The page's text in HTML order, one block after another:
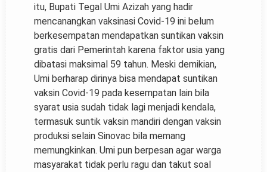
itu, Bupati Tegal Umi Azizah yang hadir
mencanangkan vaksinasi Covid-19 ini belum
berkesempatan mendapatkan suntikan vaksin
gratis dari Pemerintah karena faktor usia yang
dibatasi maksimal 59 tahun. Meski demikian,
Umi berharap dirinya bisa mendapat suntikan
vaksin Covid-19 pada kesempatan lain bila
syarat usia sudah tidak lagi menjadi kendala,
termasuk suntik vaksin mandiri dengan vaksin
produksi selain Sinovac bila memang
memungkinkan. Umi pun berpesan agar warga
masyarakat tidak perlu ragu dan takut soal